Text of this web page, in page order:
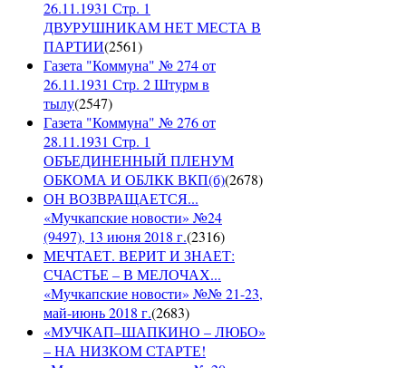
26.11.1931 Стр. 1
ДВУРУШНИКАМ НЕТ МЕСТА В
ПАРТИИ(2561)
Газета "Коммуна" № 274 от
26.11.1931 Стр. 2 Штурм в
тылу(2547)
Газета "Коммуна" № 276 от
28.11.1931 Стр. 1
ОБЪЕДИНЕННЫЙ ПЛЕНУМ
ОБКОМА И ОБЛКК ВКП(б)(2678)
ОН ВОЗВРАЩАЕТСЯ...
«Мучкапские новости» №24
(9497), 13 июня 2018 г.(2316)
МЕЧТАЕТ. ВЕРИТ И ЗНАЕТ:
СЧАСТЬЕ – В МЕЛОЧАХ...
«Мучкапские новости» №№ 21-23,
май-июнь 2018 г.(2683)
«МУЧКАП–ШАПКИНО – ЛЮБО»
– НА НИЗКОМ СТАРТЕ!